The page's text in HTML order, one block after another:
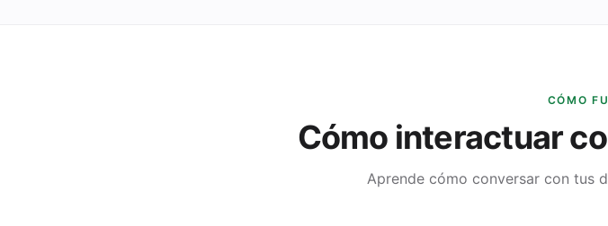
CÓMO
Cómo interactuar
Aprende cómo conversar con tus